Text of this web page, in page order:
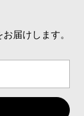
届けします。